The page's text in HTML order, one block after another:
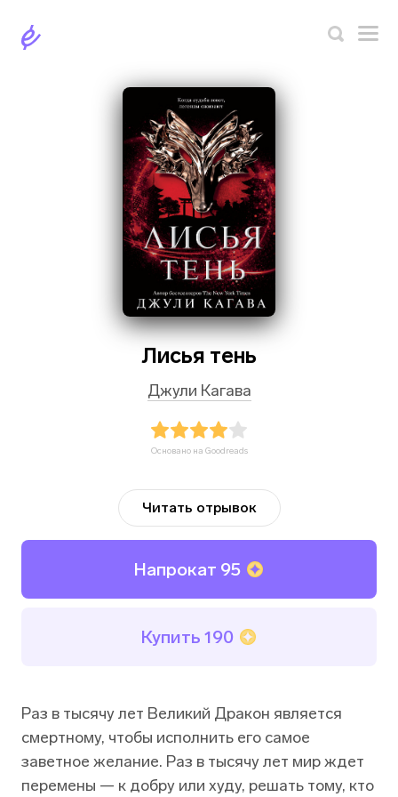
Лисья тень
Джули Кагава
Основано на Goodreads
Напрокат 95
Купить 190
Читать отрывок
Раз в тысячу лет Великий Дракон является
смертному, чтобы исполнить его самое
заветное желание. Раз в тысячу лет мир ждет
перемены — к добру или худу, решать тому, кто